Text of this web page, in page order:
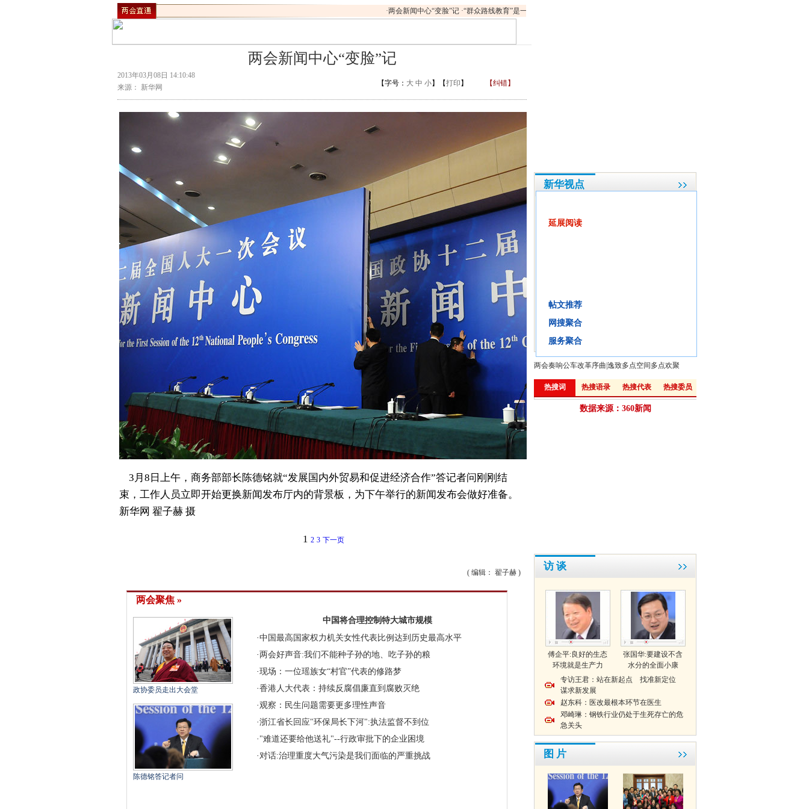
延展阅读
帖文推荐
网搜聚合
服务聚合
两会新闻中心“变脸”记·“群众路线教育”是一场作风建设“必修课”
两会新闻中心“变脸”记
2013年03月08日 14:10:48
来源： 新华网
【字号： 大 中 小】【打印 】 【纠错】
3月8日上午，商务部部长陈德铭就“发展国内外贸易和促进经济合作”答记者问刚刚结
束，工作人员立即开始更换新闻发布厅内的背景板，为下午举行的新闻发布会做好准备。
新华网 翟子赫 摄
1 2 3 下一页
( 编辑： 翟子赫 )
两会聚焦 »
政协委员走出大会堂
陈德铭答记者问
中国将合理控制特大城市规模
·中国最高国家权力机关女性代表比例达到历史最高水平
·两会好声音:我们不能种子孙的地、吃子孙的粮
·现场：一位瑶族女“村官”代表的修路梦
·香港人大代表：持续反腐倡廉直到腐败灭绝
·观察：民生问题需要更多理性声音
·浙江省长回应"环保局长下河":执法监督不到位
· "难道还要给他送礼"--行政审批下的企业困境
· 对话:治理重度大气污染是我们面临的严重挑战
新华视点
借力新城镇化 大城市病求解良方
“厚道”的城市化之路
视点：生活在城市，不算“城里人”
两会奏响公车改革序曲 逸致多点空间多点欢聚
访 谈
傅企平:良好的生态
环境就是生产力
张国华:要建设不含
水分的全面小康
专访王君：站在新起点 找准新定位
谋求新发展
赵东科：医改最根本环节在医生
邓崎琳：钢铁行业仍处于生死存亡的危
急关头
图 片